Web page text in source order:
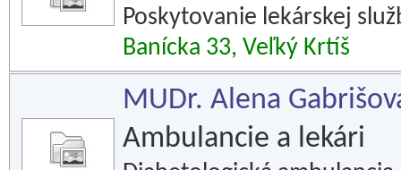
Poskytovanie lekárskej
Banícka 33, Veľký Krtíš
MUDr. Alena
Ambulancie a lekári